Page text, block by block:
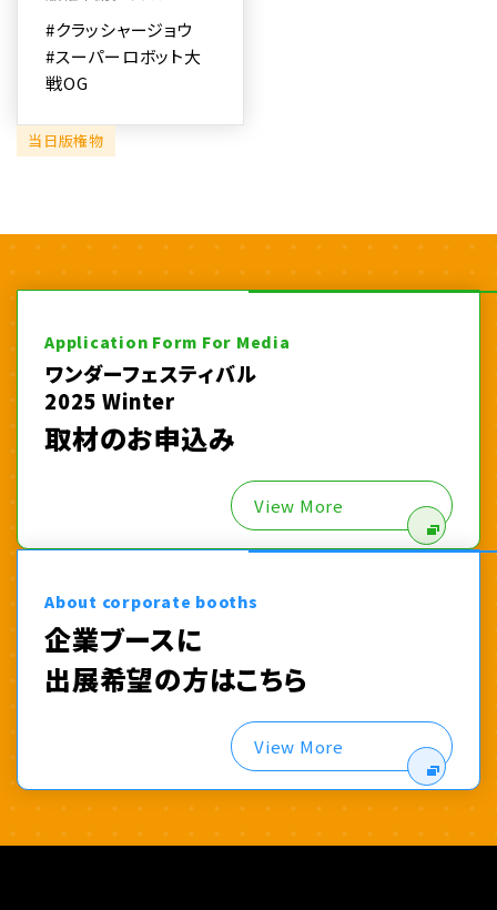
#クラッシャージョウ
#スーパーロボット大
戦OG
当日版権物
Application Form For Media
ワンダーフェスティバル
2025 Winter
取材のお申込み
View More
About corporate booths
企業ブースに
出展希望の方はこちら
View More